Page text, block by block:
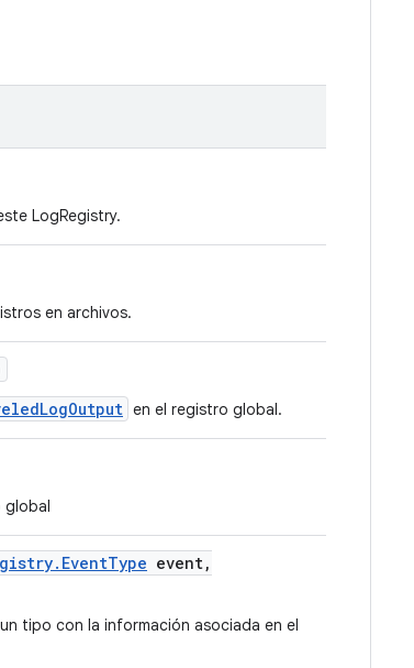
LogRegistry.
en archivos.
en el registro global.
global
. EventType event,
tipo con la información asociada en el